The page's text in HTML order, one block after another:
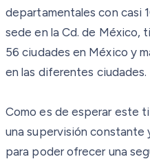
departamentales con casi
sede en la Cd. de México,
56 ciudades en México y
en las diferentes ciudades.
Como es de esperar este
una supervisión constante
para poder ofrecer una